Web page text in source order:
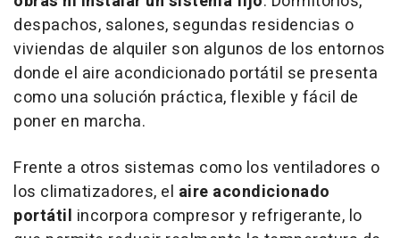
despachos, salones, segundas residencias o
viviendas de alquiler son algunos de los entornos
donde el aire acondicionado portátil se presenta
como una solución práctica, flexible y fácil de
poner en marcha.
Frente a otros sistemas como los ventiladores o
los climatizadores, el aire acondicionado
portátil incorpora compresor y refrigerante, lo